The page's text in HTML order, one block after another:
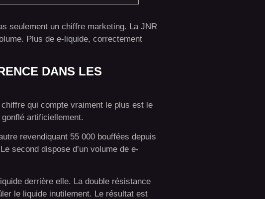
seulement un chiffre marketing. La JNR
Plus de e-liquide, correctement
DANS LES
qui compte vraiment le plus est le
artificiellement.
revendiquant 55 000 bouffées depuis
second dispose d’un volume de e-
derrière elle. La double résistance
le liquide inutilement. Le résultat est